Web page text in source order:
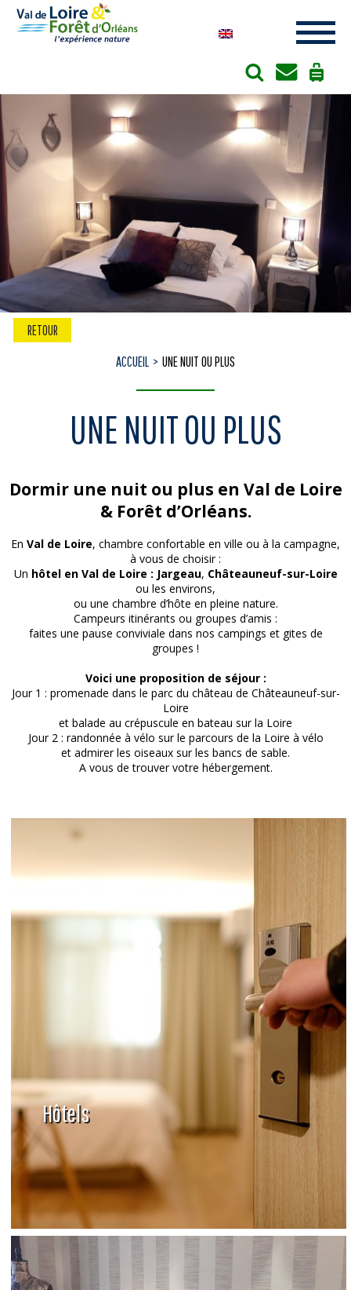
RETOUR
ACCUEIL UNE NUIT OU PLUS
UNE NUIT OU PLUS
Dormir une nuit ou plus en Val de Loire
& Forêt d’Orléans.
En Val de Loire, chambre confortable en ville ou à la campagne,
à vous de choisir :
Un hôtel en Val de Loire : Jargeau, Châteauneuf-sur-Loire
ou les environs,
ou une chambre d’hôte en pleine nature.
Campeurs itinérants ou groupes d’amis :
faites une pause conviviale dans nos campings et gites de
groupes !
Voici une proposition de séjour :
Jour 1 : promenade dans le parc du château de Châteauneuf-sur-
Loire
et balade au crépuscule en bateau sur la Loire
Jour 2 : randonnée à vélo sur le parcours de la Loire à vélo
et admirer les oiseaux sur les bancs de sable.
A vous de trouver votre hébergement.
Hôtels
Cookies management panel